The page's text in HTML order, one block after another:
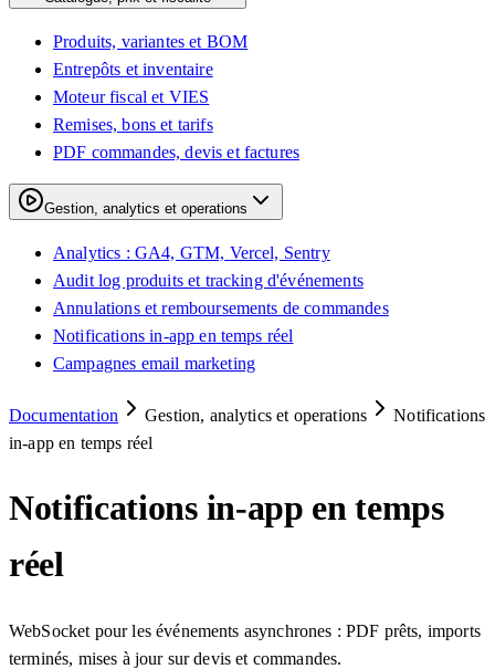
Produits, variantes et BOM
Entrepôts et inventaire
Moteur fiscal et VIES
Remises, bons et tarifs
PDF commandes, devis et factures
Gestion, analytics et operations
Analytics : GA4, GTM, Vercel, Sentry
Audit log produits et tracking d'événements
Annulations et remboursements de commandes
Notifications in-app en temps réel
Campagnes email marketing
Documentation Gestion, analytics et operations
Notifications
in-app en temps réel
Notifications in-app en temps
réel
WebSocket pour les événements asynchrones : PDF prêts, imports
terminés, mises à jour sur devis et commandes.